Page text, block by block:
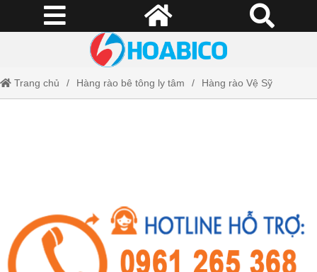
Trang chủ Hàng rào bê tông ly tâm Hàng rào Vệ Sỹ